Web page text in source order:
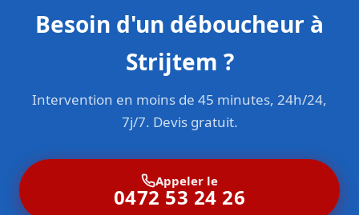
Besoin d'un déboucheur à
Strijtem ?
Intervention en moins de 45 minutes, 24h/24,
7j/7. Devis gratuit.
Appeler le
0472 53 24 26